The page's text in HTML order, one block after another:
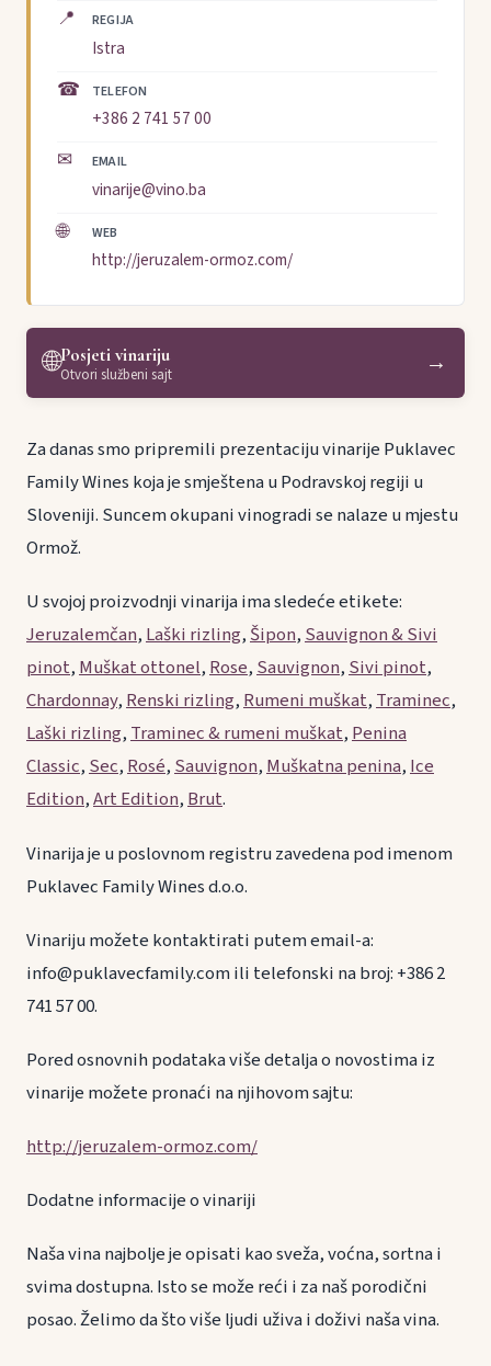
📍 REGIJA
Istra
☎ TELEFON
+386 2 741 57 00
✉ EMAIL
vinarije@vino.ba
🌐 WEB
http://jeruzalem-ormoz.com/
🌐Posjeti vinariju
Otvori službeni sajt →
Za danas smo pripremili prezentaciju vinarije Puklavec
Family Wines koja je smještena u Podravskoj regiji u
Sloveniji. Suncem okupani vinogradi se nalaze u mjestu
Ormož.
U svojoj proizvodnji vinarija ima sledeće etikete:
Jeruzalemčan,Laški rizling,Šipon,Sauvignon & Sivi
pinot,Muškat ottonel,Rose,Sauvignon,Sivi pinot,
Chardonnay,Renski rizling,Rumeni muškat,Traminec,
Laški rizling,Traminec & rumeni muškat,Penina
Classic,Sec,Rosé,Sauvignon,Muškatna penina,Ice
Edition,Art Edition,Brut.
Vinarija je u poslovnom registru zavedena pod imenom
Puklavec Family Wines d.o.o.
Vinariju možete kontaktirati putem email-a:
info@puklavecfamily.com ili telefonski na broj: +386 2
741 57 00.
Pored osnovnih podataka više detalja o novostima iz
vinarije možete pronaći na njihovom sajtu:
http://jeruzalem-ormoz.com/
Dodatne informacije o vinariji
Naša vina najbolje je opisati kao sveža, voćna, sortna i
svima dostupna. Isto se može reći i za naš porodični
posao. Želimo da što više ljudi uživa i doživi naša vina.